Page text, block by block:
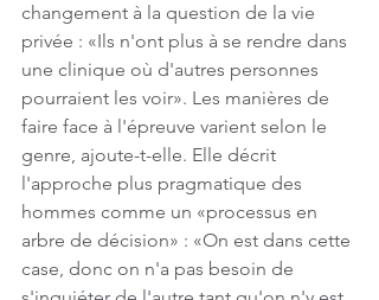
changement à la question de la vie
privée : «Ils n'ont plus à se rendre dans
une clinique où d'autres personnes
pourraient les voir». Les manières de
faire face à l'épreuve varient selon le
genre, ajoute-t-elle. Elle décrit
l'approche plus pragmatique des
hommes comme un «processus en
arbre de décision» : «On est dans cette
case, donc on n'a pas besoin de